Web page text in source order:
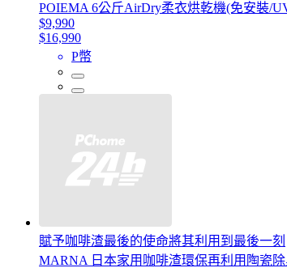
POIEMA 6公斤AirDry柔衣烘乾機(免安裝/
$9,990
$16,990
P幣
賦予咖啡渣最後的使命將其利用到最後一刻
MARNA 日本家用咖啡渣環保再利用陶瓷